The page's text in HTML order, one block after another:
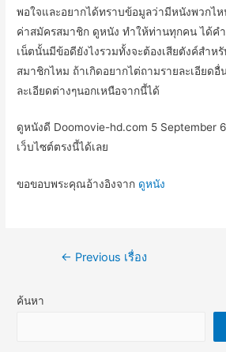
พอใจและอยากได้ทราบข้อมูลว่ามีหนังพวกไห
ค่าสมัครสมาชิก ดูหนัง ทำให้ท่านทุกคน ได้ค
เน็ตนั้นมีข้อดียังไงรวมทั้งจะต้องเสียตังค์สำห
สมาชิกไหม ถ้าเกิดอยากไต่ถามรายละเอียดอื่
ละเอียดต่างๆนอกเหนือจากนี้ได้
ดูหนังดี Doomovie-hd.com 5 September
เว็บไซต์ตรงนี้ได้เลย
ขอขอบพระคุณอ้างอิงจาก ดูหนัง
แนะแนว
← Previous เรื่อง
ค้นหา